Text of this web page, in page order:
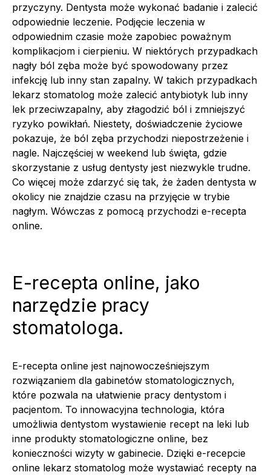
przyczyny. Dentysta może wykonać badanie i zalecić
odpowiednie leczenie. Podjęcie leczenia w
odpowiednim czasie może zapobiec poważnym
komplikacjom i cierpieniu. W niektórych przypadkach
nagły ból zęba może być spowodowany przez
infekcję lub inny stan zapalny. W takich przypadkach
lekarz stomatolog może zalecić antybiotyk lub inny
lek przeciwzapalny, aby złagodzić ból i zmniejszyć
ryzyko powikłań. Niestety, doświadczenie życiowe
pokazuje, że ból zęba przychodzi niepostrzeżenie i
nagle. Najczęściej w weekend lub święta, gdzie
skorzystanie z usług dentysty jest niezwykle trudne.
Co więcej może zdarzyć się tak, że żaden dentysta w
okolicy nie znajdzie czasu na przyjęcie w trybie
nagłym. Wówczas z pomocą przychodzi e-recepta
online.
E-recepta online, jako
narzędzie pracy
stomatologa.
E-recepta online jest najnowocześniejszym
rozwiązaniem dla gabinetów stomatologicznych,
które pozwala na ułatwienie pracy dentystom i
pacjentom. To innowacyjna technologia, która
umożliwia dentystom wystawienie recept na leki lub
inne produkty stomatologiczne online, bez
konieczności wizyty w gabinecie. Dzięki e-recepcie
online lekarz stomatolog może wystawiać recepty na